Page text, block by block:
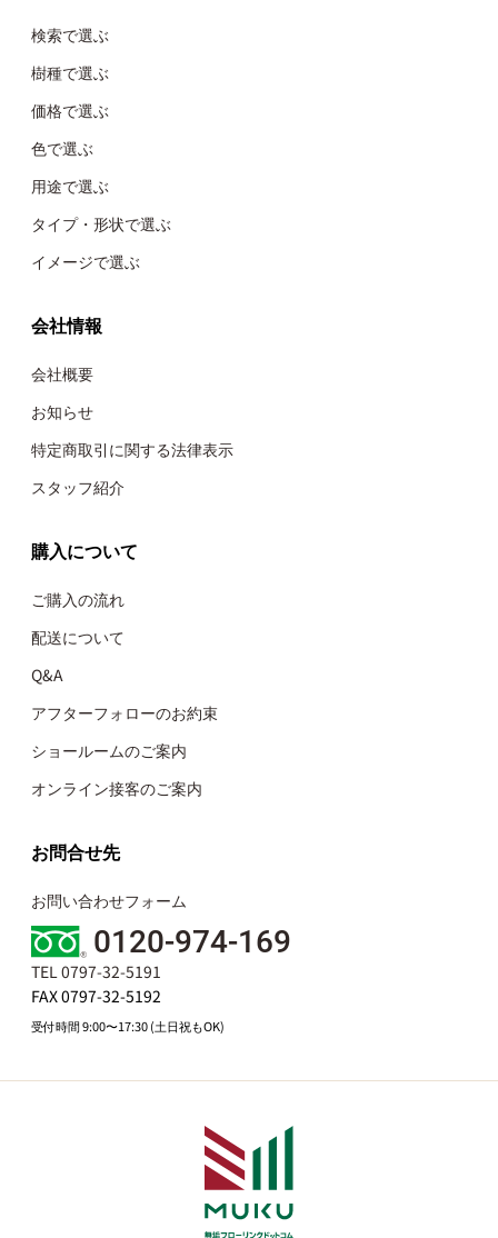
検索で選ぶ
樹種で選ぶ
価格で選ぶ
色で選ぶ
用途で選ぶ
タイプ・形状で選ぶ
イメージで選ぶ
会社情報
会社概要
お知らせ
特定商取引に関する法律表示
スタッフ紹介
購入について
ご購入の流れ
配送について
Q&A
アフターフォローのお約束
ショールームのご案内
オンライン接客のご案内
お問合せ先
お問い合わせフォーム
0120-974-169
TEL 0797-32-5191
FAX 0797-32-5192
受付時間 9:00〜17:30 (土日祝もOK)